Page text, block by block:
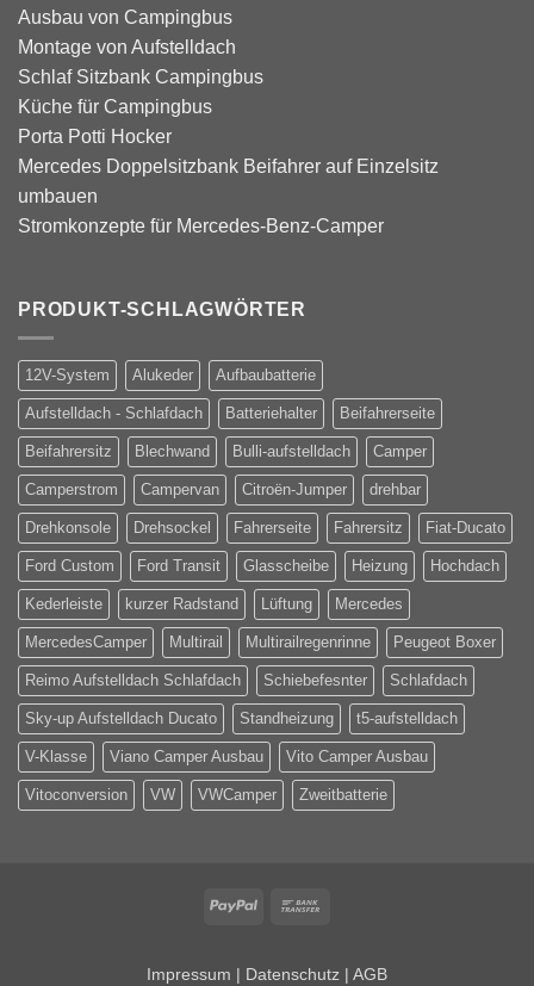
Ausbau von Campingbus
Montage von Aufstelldach
Schlaf Sitzbank Campingbus
Küche für Campingbus
Porta Potti Hocker
Mercedes Doppelsitzbank Beifahrer auf Einzelsitz
umbauen
Stromkonzepte für Mercedes-Benz-Camper
PRODUKT-SCHLAGWÖRTER
12V-System Alukeder Aufbaubatterie
Aufstelldach - Schlafdach Batteriehalter Beifahrerseite
Beifahrersitz Blechwand Bulli-aufstelldach Camper
Camperstrom Campervan Citroën-Jumper drehbar
Drehkonsole Drehsockel Fahrerseite Fahrersitz Fiat-Ducato
Ford Custom Ford Transit Glasscheibe Heizung Hochdach
Kederleiste kurzer Radstand Lüftung Mercedes
MercedesCamper Multirail Multirailregenrinne Peugeot Boxer
Reimo Aufstelldach Schlafdach Schiebefesnter Schlafdach
Sky-up Aufstelldach Ducato Standheizung t5-aufstelldach
V-Klasse Viano Camper Ausbau Vito Camper Ausbau
Vitoconversion VW VWCamper Zweitbatterie
PayPal
Impressum | Datenschutz | AGB